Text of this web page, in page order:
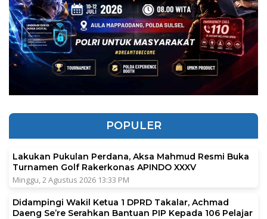
POPULER
Lakukan Pukulan Perdana, Aksa Mahmud Resmi Buka
Turnamen Golf Rakerkonas APINDO XXXV
Minggu, 2 Agustus 2026 13:33 PM
Didampingi Wakil Ketua 1 DPRD Takalar, Achmad
Daeng Se’re Serahkan Bantuan PIP Kepada 106 Pelajar